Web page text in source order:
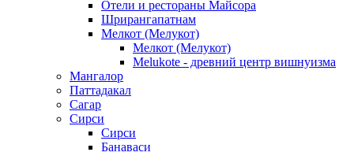
Отели и рестораны Майсора
Шрирангапатнам
Мелкот (Мелукот)
Мелкот (Мелукот)
Melukote - древний центр вишнуизма
Мангалор
Паттадакал
Сагар
Сирси
Сирси
Банаваси